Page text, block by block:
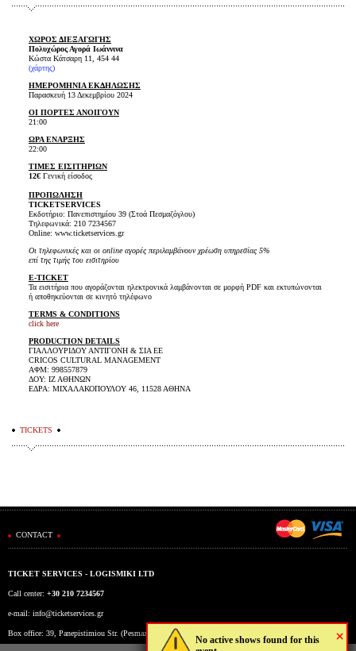
×
No active shows found for this
ΧΩΡΟΣ ΔΙΕΞΑΓΩΓΗΣ
Πολυχώρος Αγορά Ιωάννινα
Κώστα Κάτσαρη 11, 454 44
(χάρτης)
ΗΜΕΡΟΜΗΝΙΑ ΕΚΔΗΛΩΣΗΣ
Παρασκευή 13 Δεκεμβρίου 2024
ΟΙ ΠΟΡΤΕΣ ΑΝΟΙΓΟΥΝ
21:00
ΩΡΑ ΕΝΑΡΞΗΣ
22:00
ΤΙΜΕΣ ΕΙΣΙΤΗΡΙΩΝ
12€Γενική είσοδος
ΠΡΟΠΩΛΗΣΗ
TICKETSERVICES
Εκδοτήριο: Πανεπιστημίου 39 (Στοά Πεσμαζόγλου)
Τηλεφωνικά: 210 7234567
Online: www.ticketservices.gr
Οι τηλεφωνικές και οι online αγορές περιλαμβάνουν χρέωση υπηρεσίας 5%
επί της τιμής του εισιτηρίου
E-TICKET
Τα εισιτήρια που αγοράζονται ηλεκτρονικά λαμβάνονται σε μορφή PDF και εκτυπώνονται
ή αποθηκεύονται σε κινητό τηλέφωνο
TERMS & CONDITIONS
click here
PRODUCTION DETAILS
ΓΙΑΛΛΟΥΡΙΔΟΥ ΑΝΤΙΓΟΝΗ & ΣΙΑ ΕΕ
CRICOS CULTURAL MANAGEMENT
ΑΦΜ: 998557879
ΔΟΥ: ΙΖ ΑΘΗΝΩΝ
ΕΔΡΑ: ΜΙΧΑΛΑΚΟΠΟΥΛΟΥ 46, 11528 ΑΘΗΝΑ
TICKETS
CONTACT
TICKET SERVICES - LOGISMIKI LTD
Call center: +30 210 7234567
e-mail: info@ticketservices.gr
Box office: 39, Panepistimiou Str. (Pesmazoglou Arc), Athens, Greece